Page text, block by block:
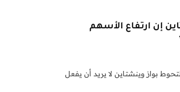
إن ارتفاع الأسهم
بواز وينشتاين لا يريد أن يفعل